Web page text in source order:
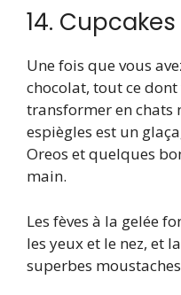
14.
Une fois que vous
chocolat, tout ce
transformer en chats
espiègles est un
Oreos et quelques
main.
Les fèves à la gelée
les yeux et le nez, et
superbes